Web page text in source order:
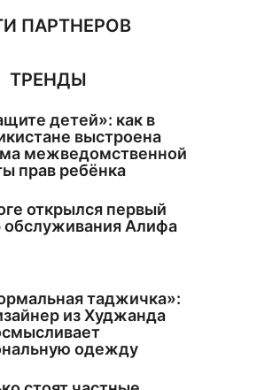
ПАРТНЕРОВ
ТРЕНДЫ
детей»: как в
выстроена
межведомственной
прав ребёнка
открылся первый
обслуживания Алифа
таджичка»:
из Худжанда
одежду